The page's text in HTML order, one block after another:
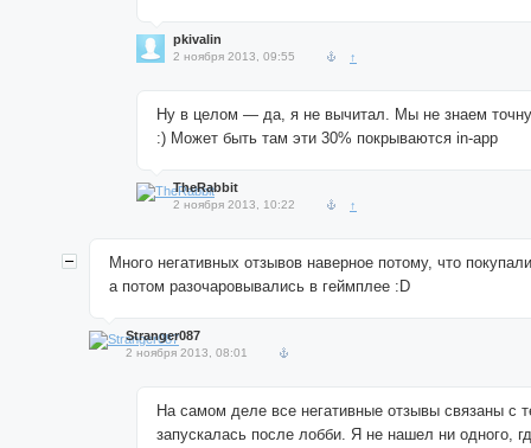
pkivalin
2 ноября 2013, 09:55 ↑
Ну в целом — да, я не вычитал. Мы не знаем
:) Может быть там эти 30% покрываются in-app
TheRabbit
2 ноября 2013, 10:22 ↑
Много негативных отзывов наверное потому, что
а потом разочаровывались в геймплее :D
Stranger087
2 ноября 2013, 08:01
На самом деле все негативные отзывы связаны с
запускалась после лобби. Я не нашел ни одного,